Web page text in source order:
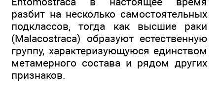
разбит на несколько самостоятельных
подклассов, тогда как высшие раки
(Malacostraca) образуют естественную
группу, характеризующуюся единством
метамерного состава и рядом других
признаков.